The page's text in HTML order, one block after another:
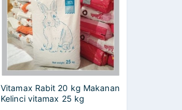
Vitamax Rabit 20 kg Makanan
Kelinci vitamax 25 kg